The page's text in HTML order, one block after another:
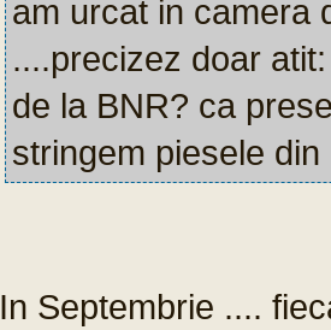
am urcat in camera
....precizez doar
de la BNR? ca
stringem piesele
In Septembrie ....